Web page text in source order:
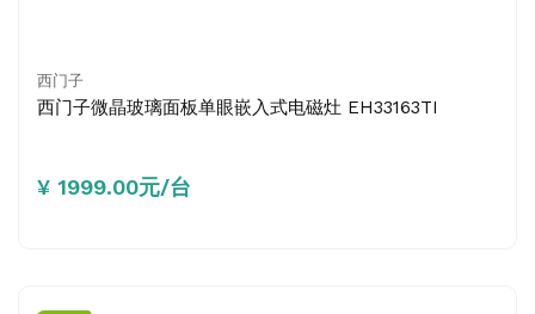
西门子
西门子微晶玻璃面板单眼嵌入式电磁灶 EH33163TI
¥ 1999.00元/台